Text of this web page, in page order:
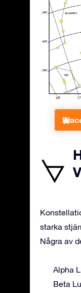
starka
Några av
Alpha
Beta